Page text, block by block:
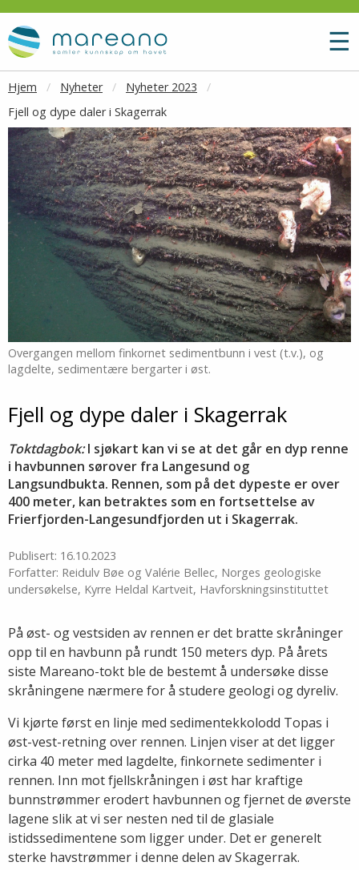
Gå til hovedinnhold
☰
Hjem Nyheter
Nyheter 2023
Fjell og dype daler i Skagerrak
Overgangen mellom finkornet sedimentbunn i vest (t.v.), og
lagdelte, sedimentære bergarter i øst.
Fjell og dype daler i Skagerrak
Toktdagbok:I sjøkart kan vi se at det går en dyp renne
i havbunnen sørover fra Langesund og
Langsundbukta. Rennen, som på det dypeste er over
400 meter, kan betraktes som en fortsettelse av
Frierfjorden-Langesundfjorden ut i Skagerrak.
Publisert: 16.10.2023
Forfatter: Reidulv Bøe og Valérie Bellec, Norges geologiske
undersøkelse, Kyrre Heldal Kartveit, Havforskningsinstituttet
På øst- og vestsiden av rennen er det bratte skråninger
opp til en havbunn på rundt 150 meters dyp. På årets
siste Mareano-tokt ble de bestemt å undersøke disse
skråningene nærmere for å studere geologi og dyreliv.
Vi kjørte først en linje med sedimentekkolodd Topas i
øst-vest-retning over rennen. Linjen viser at det ligger
cirka 40 meter med lagdelte, finkornete sedimenter i
rennen. Inn mot fjellskråningen i øst har kraftige
bunnstrømmer erodert havbunnen og fjernet de øverste
lagene slik at vi ser nesten ned til de glasiale
istidssedimentene som ligger under. Det er generelt
sterke havstrømmer i denne delen av Skagerrak.